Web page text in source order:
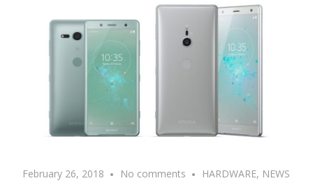
February 26, 2018 No comments HARDWARE, NEWS